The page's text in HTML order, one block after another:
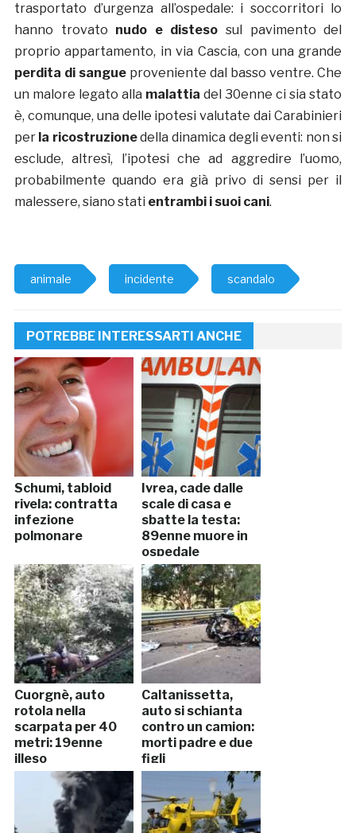
trasportato d’urgenza all’ospedale: i soccorritori lo
hanno trovato nudo e disteso sul pavimento del
proprio appartamento, in via Cascia, con una grande
perdita di sangueproveniente dal basso ventre. Che
un malore legato alla malattia del 30enne ci sia stato
è, comunque, una delle ipotesi valutate dai Carabinieri
perla ricostruzionedella dinamica degli eventi: non si
esclude, altresì, l’ipotesi che ad aggredire l’uomo,
probabilmente quando era già privo di sensi per il
malessere, siano stati entrambi i suoi cani.
animale incidente scandalo
POTREBBE INTERESSARTI ANCHE
Schumi, tabloid
rivela: contratta
infezione
polmonare
Ivrea, cade dalle
scale di casa e
sbatte la testa:
89enne muore in
ospedale
Cuorgnè, auto
rotola nella
scarpata per 40
metri: 19enne
illeso
Caltanissetta,
auto si schianta
contro un camion:
morti padre e due
figli